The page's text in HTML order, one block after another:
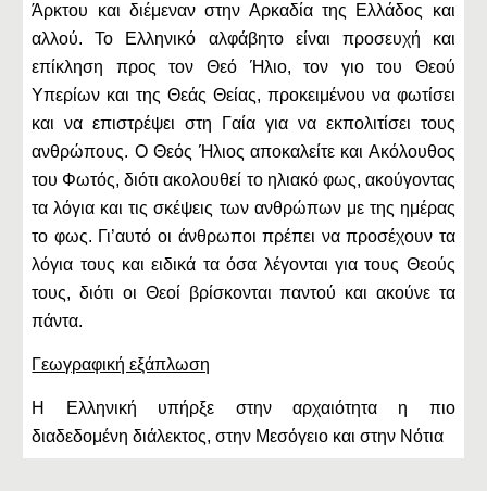
Άρκτου και διέμεναν στην Αρκαδία της Ελλάδος και
αλλού. Το Ελληνικό αλφάβητο είναι προσευχή και
επίκληση προς τον Θεό Ήλιο, τον γιο του Θεού
Υπερίων και της Θεάς Θείας, προκειμένου να φωτίσει
και να επιστρέψει στη Γαία για να εκπολιτίσει τους
ανθρώπους. Ο Θεός Ήλιος αποκαλείτε και Ακόλουθος
του Φωτός, διότι ακολουθεί το ηλιακό φως, ακούγοντας
τα λόγια και τις σκέψεις των ανθρώπων με της ημέρας
το φως. Γι’αυτό οι άνθρωποι πρέπει να προσέχουν τα
λόγια τους και ειδικά τα όσα λέγονται για τους Θεούς
τους, διότι οι Θεοί βρίσκονται παντού και ακούνε τα
πάντα.
Γεωγραφική εξάπλωση
Η Ελληνική υπήρξε στην αρχαιότητα η πιο
διαδεδομένη διάλεκτος, στην Μεσόγειο και στην Νότια